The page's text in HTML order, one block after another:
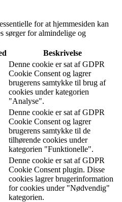
for at hjemmesiden kan
sørger for almindelige og
Beskrivelse
Denne cookie er sat af GDPR
Cookie Consent og lagrer
brugerens samtykke til brug af
cookies under kategorien
"Analyse".
Denne cookie er sat af GDPR
Cookie Consent og lagrer
brugerens samtykke til de
tilhørende cookies under
kategorien "Funktionelle".
Denne cookie er sat af GDPR
Cookie Consent plugin. Disse
cookies lagrer brugerinformation
for cookies under "Nødvendig"
kategorien.